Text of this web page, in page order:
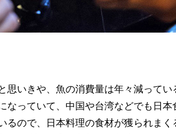
思いきや、魚の消費量は年々減ってい
なっていて、中国や台湾などでも日本
るので、日本料理の食材が獲られまく